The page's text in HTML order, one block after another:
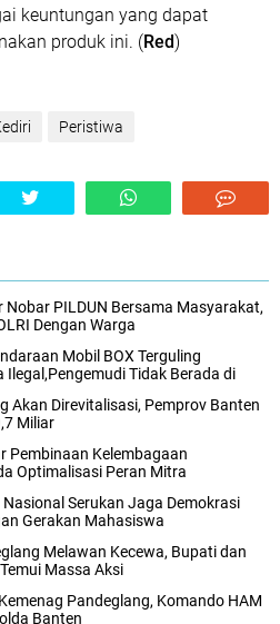
keuntungan yang dapat
produk ini. (Red)
Peristiwa
Nobar PILDUN Bersama Masyarakat,
Dengan Warga
Mobil BOX Terguling
Ilegal,Pengemudi Tidak Berada di
Akan Direvitalisasi, Pemprov Banten
Miliar
Pembinaan Kelembagaan
Optimalisasi Peran Mitra
Serukan Jaga Demokrasi
Gerakan Mahasiswa
Melawan Kecewa, Bupati dan
Massa Aksi
Pandeglang, Komando HAM
Banten